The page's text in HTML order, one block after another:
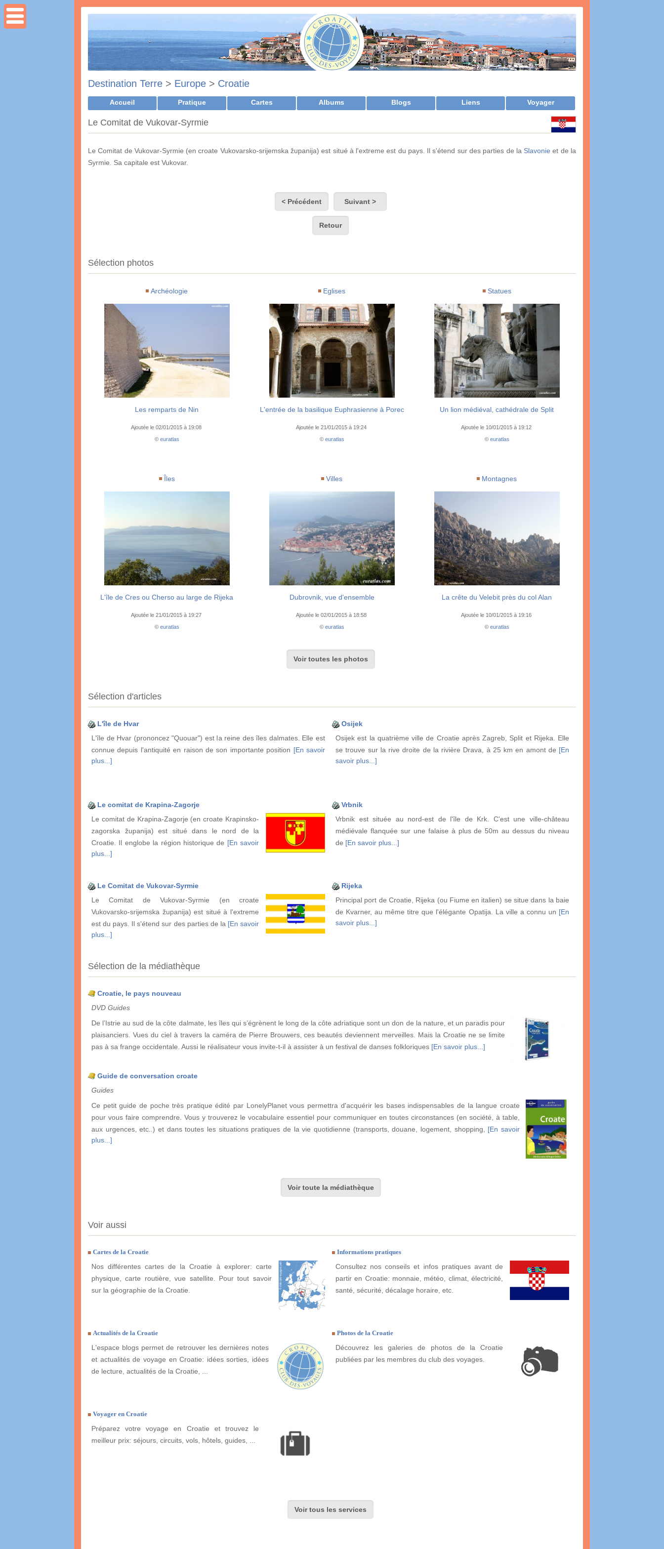
Destination Terre > Europe > Croatie
Accueil Pratique Cartes Albums Blogs Liens Voyager
Le Comitat de Vukovar-Syrmie
Le Comitat de Vukovar-Syrmie (en croate Vukovarsko-srijemska županija) est situé à l'extreme est du pays. Il s'étend sur des parties de la Slavonie et de la
Syrmie. Sa capitale est Vukovar.
< Précédent Suivant >
Retour
Sélection photos
Archéologie
Les remparts de Nin
Ajoutée le 02/01/2015 à 19:08
© euratlas
Eglises
L'entrée de la basilique Euphrasienne à Porec
Ajoutée le 21/01/2015 à 19:24
© euratlas
Statues
Un lion médiéval, cathédrale de Split
Ajoutée le 10/01/2015 à 19:12
© euratlas
Îles
L'île de Cres ou Cherso au large de Rijeka
Ajoutée le 21/01/2015 à 19:27
© euratlas
Villes
Dubrovnik, vue d'ensemble
Ajoutée le 02/01/2015 à 18:58
© euratlas
Montagnes
La crête du Velebit près du col Alan
Ajoutée le 10/01/2015 à 19:16
© euratlas
Voir toutes les photos
Sélection d'articles
L'île de Hvar
L'île de Hvar (prononcez "Quouar") est la reine des îles dalmates. Elle est
connue depuis l'antiquité en raison de son importante position [En savoir
plus...]
Osijek
Osijek est la quatrième ville de Croatie après Zagreb, Split et Rijeka. Elle
se trouve sur la rive droite de la rivière Drava, à 25 km en amont de [En
savoir plus...]
Le comitat de Krapina-Zagorje
Le comitat de Krapina-Zagorje (en croate Krapinsko-
zagorska županija) est situé dans le nord de la
Croatie. Il englobe la région historique de [En savoir
plus...]
Vrbnik
Vrbnik est située au nord-est de l'île de Krk. C'est une ville-château
médiévale flanquée sur une falaise à plus de 50m au dessus du niveau
de [En savoir plus...]
Le Comitat de Vukovar-Syrmie
Le Comitat de Vukovar-Syrmie (en croate
Vukovarsko-srijemska županija) est situé à l'extreme
est du pays. Il s'étend sur des parties de la [En savoir
plus...]
Rijeka
Principal port de Croatie, Rijeka (ou Fiume en italien) se situe dans la baie
de Kvarner, au même titre que l'élégante Opatija. La ville a connu un [En
savoir plus...]
Sélection de la médiathèque
Croatie, le pays nouveau
DVD Guides
De l’Istrie au sud de la côte dalmate, les îles qui s’égrènent le long de la côte adriatique sont un don de la nature, et un paradis pour
plaisanciers. Vues du ciel à travers la caméra de Pierre Brouwers, ces beautés deviennent merveilles. Mais la Croatie ne se limite
pas à sa frange occidentale. Aussi le réalisateur vous invite-t-il à assister à un festival de danses folkloriques [En savoir plus...]
Guide de conversation croate
Guides
Ce petit guide de poche très pratique édité par LonelyPlanet vous permettra d'acquérir les bases indispensables de la langue croate
pour vous faire comprendre. Vous y trouverez le vocabulaire essentiel pour communiquer en toutes circonstances (en société, à table,
aux urgences, etc..) et dans toutes les situations pratiques de la vie quotidienne (transports, douane, logement, shopping, [En savoir
plus...]
Voir toute la médiathèque
Voir aussi
Cartes de la Croatie
Nos différentes cartes de la Croatie à explorer: carte
physique, carte routière, vue satellite. Pour tout savoir
sur la géographie de la Croatie.
Informations pratiques
Consultez nos conseils et infos pratiques avant de
partir en Croatie: monnaie, météo, climat, électricité,
santé, sécurité, décalage horaire, etc.
Actualités de la Croatie
L'espace blogs permet de retrouver les dernières notes
et actualités de voyage en Croatie: idées sorties, idées
de lecture, actualités de la Croatie, ...
Photos de la Croatie
Découvrez les galeries de photos de la Croatie
publiées par les membres du club des voyages.
Voyager en Croatie
Préparez votre voyage en Croatie et trouvez le
meilleur prix: séjours, circuits, vols, hôtels, guides, ...
Voir tous les services